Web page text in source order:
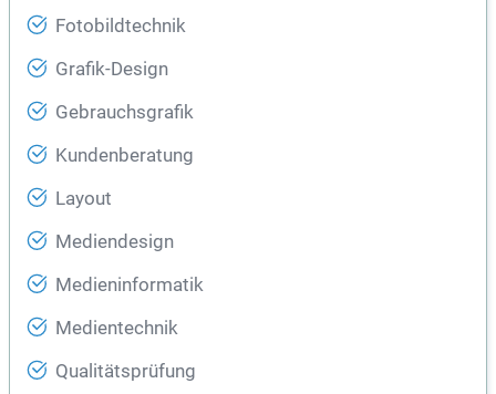
Fotobildtechnik
Grafik-Design
Gebrauchsgrafik
Kundenberatung
Layout
Mediendesign
Medieninformatik
Medientechnik
Qualitätsprüfung